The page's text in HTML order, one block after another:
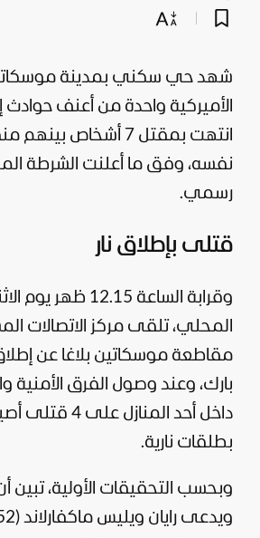
شهد حي سكني بمدينة
الأميركية واحدة من أعنف حوادث
انتهت بمقتل 7 أشخاص
نفسه، وفق ما أعلنت الشرطة
رسمي.
قتلى بإطلاق نار
وقرابة الساعة 12.15
المحلي، تلقى مركز الاتصالات
مقاطعة موسكاتين بلاغا عن
بارك، وعند وصول الفرق الأمنية
داخل أحد المنازل
بطلقات نارية.
وبحسب التحقيقات الأولية، تبين